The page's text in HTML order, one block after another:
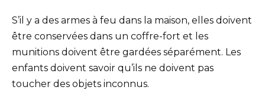
S’il y a des armes à feu dans la maison, elles doivent
être conservées dans un coffre-fort et les
munitions doivent être gardées séparément. Les
enfants doivent savoir qu’ils ne doivent pas
toucher des objets inconnus.